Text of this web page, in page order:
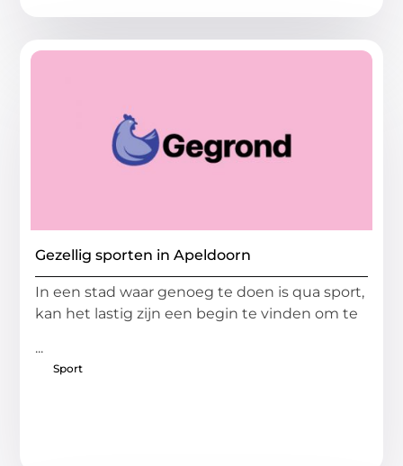
Gezellig sporten in Apeldoorn
In een stad waar genoeg te doen is qua sport,
kan het lastig zijn een begin te vinden om te
...
Sport